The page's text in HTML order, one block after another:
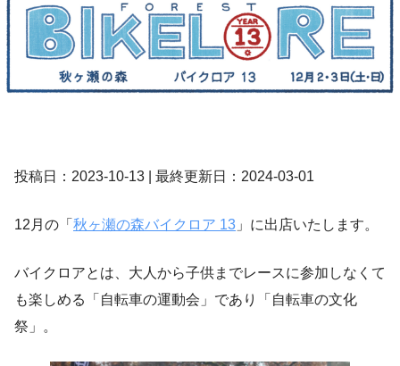
投稿日：2023-10-13 | 最終更新日：2024-03-01
12月の「 秋ヶ瀬の森バイクロア 13 」に出店いたします。
バイクロアとは、大人から子供までレースに参加しなくて
も楽しめる「自転車の運動会」であり「自転車の文化
祭」。